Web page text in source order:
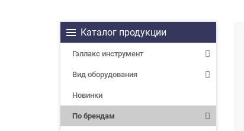
Каталог продукции
Гэллакс инструмент
Вид оборудования
Новинки
По брендам